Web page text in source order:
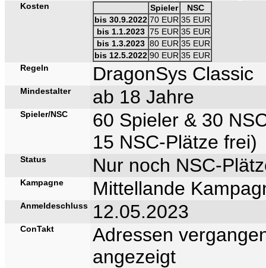
Kosten Spieler
NSC
bis 30.9.2022 70 EUR 35 EUR
bis 1.1.2023 75 EUR 35 EUR
bis 1.3.2023 80 EUR 35 EUR
bis 12.5.2022 90 EUR 35 EUR
Regeln
DragonSys Classic
Mindestalter ab 18 Jahre
Spieler/NSC
60 Spieler & 30
15 NSC-Plätze frei)
Status Nur noch NSC-
Kampagne Mittellande
Anmeldeschluss 12.05.2023
ConTakt
Adressen
angezeigt